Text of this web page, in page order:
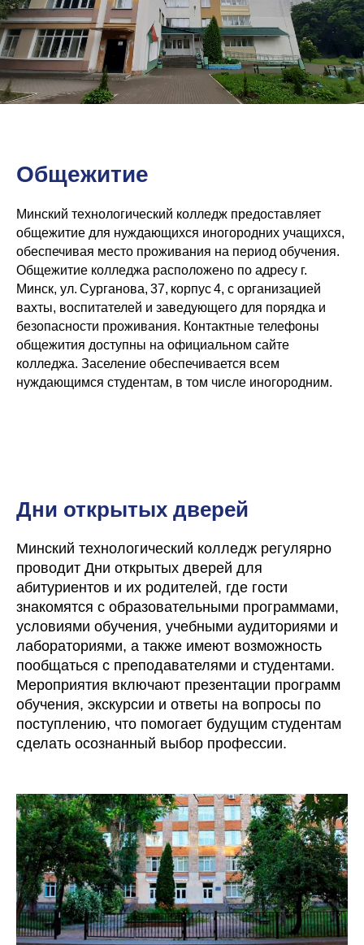
Общежитие
Минский технологический колледж предоставляет
общежитие для нуждающихся иногородних учащихся,
обеспечивая место проживания на период обучения.
Общежитие колледжа расположено по адресу г.
Минск, ул. Сурганова, 37, корпус 4, с организацией
вахты, воспитателей и заведующего для порядка и
безопасности проживания. Контактные телефоны
общежития доступны на официальном сайте
колледжа. Заселение обеспечивается всем
нуждающимся студентам, в том числе иногородним.
Дни открытых дверей
Минский технологический колледж регулярно
проводит Дни открытых дверей для
абитуриентов и их родителей, где гости
знакомятся с образовательными программами,
условиями обучения, учебными аудиториями и
лабораториями, а также имеют возможность
пообщаться с преподавателями и студентами.
Мероприятия включают презентации программ
обучения, экскурсии и ответы на вопросы по
поступлению, что помогает будущим студентам
сделать осознанный выбор профессии.
Государственна регистрация от 14 мая 2025 года,
орган регистрации Мингорисполком. Юр.адрес
этаж), 220082
Время работы: Пн - Вск 10.00 - 20.00
email: IntensivKursMinsk@yandex.by
Copyright © 2007-2025
Минск:
Минск, ул. Е. Полоцкой, 5, 1 этаж, офис 95
(метро Спортивная)
Минск, проспект Дзержинского, 123,
подъезд 6 (метро Малиновка)
+375 29 101 72 52
Подготовка к ЦТ/ЦЭ
ЦТ Математика
ЦТ Химия
ЦТ Физика
ЦТ Биология
ЦТ Английский
ЦТ История
Математика
Курсы 5-10 класс
Отзывы
Цены
Контакты
Наши методики
Вопрос - ответ
О нас
Документы